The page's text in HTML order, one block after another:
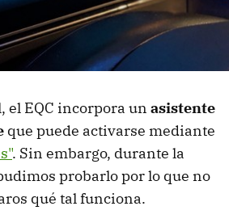
el EQC incorpora un asistente
que puede activarse mediante
. Sin embargo, durante la
probarlo por lo que no
qué tal funciona.